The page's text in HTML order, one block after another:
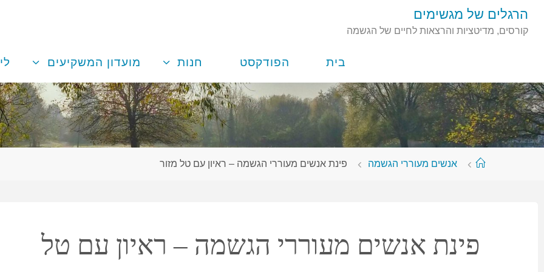
דלגו
לתוכן
הרגלים של מגשימים
קורסים, מדיטציות והרצאות לחיים של הגשמה
בית הפודקסט חנות מועדון המשקיעים
עמודאנשים מעוררי הגשמה פינת אנשים מעוררי הגשמה – ראיון עם טל מזור
פינת אנשים מעוררי הגשמה – ראיון עם טל